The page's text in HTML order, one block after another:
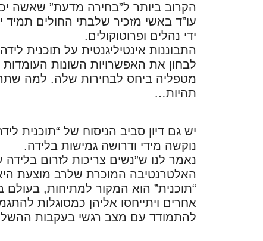
הקרוב ביותר ל”בחירה מדעת” שאשה
עו”ד באשי מזכיר שלבתי החולים
ידי נהלים ופרוטוקולים.
התבוננות אינטיליגנטית על תוכנית
לבחון את האפשרויות השונות
מטפליה ביחס לבחירות שלה. למה
תהיות…
יש גם דיון סביב הניסוח של “תוכנית
נוקשה מידי ודרושה גמישות בלידה.
האלטרנטיבה המוכרת שלרב מוצעת
“תוכנית” הוא המקור למתיחות, בעולם
אחרים ויתייחסו אליהן כמסוגלות
להתמודד עם מצב רגשי בעקבות